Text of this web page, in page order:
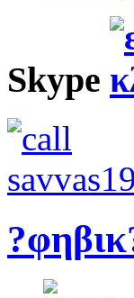
Skype